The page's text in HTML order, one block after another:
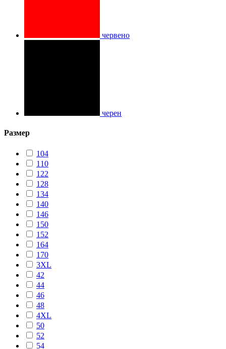
червено
черен
Размер
104
110
122
128
134
140
146
150
152
164
170
3XL
42
44
46
48
4XL
50
52
54